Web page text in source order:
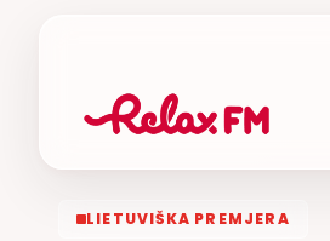
LIETUVIŠKA PREMJERA